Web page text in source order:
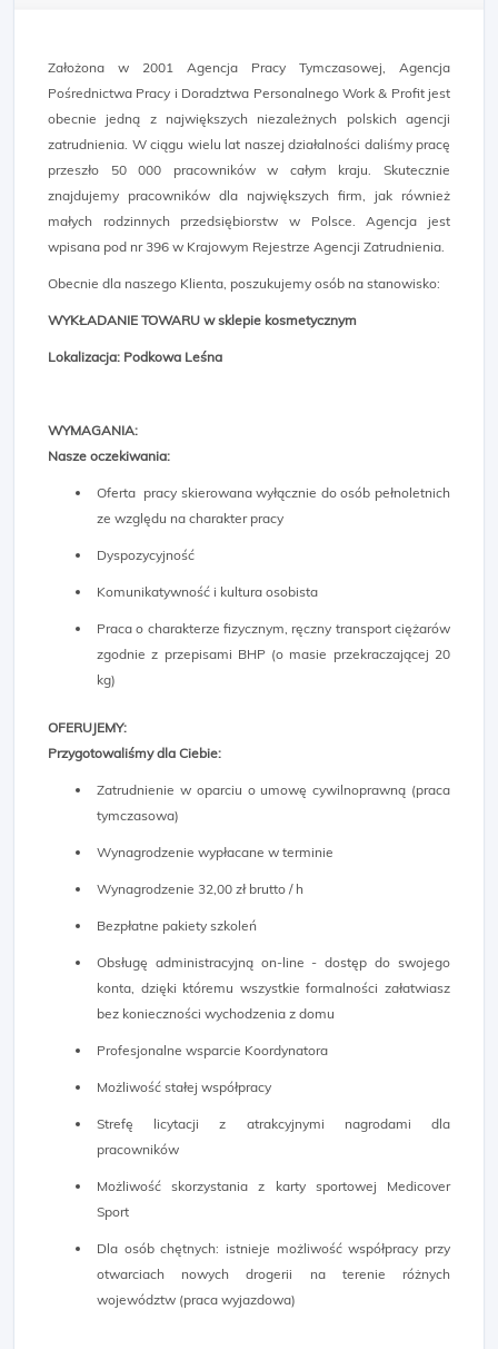
Założona w 2001 Agencja Pracy Tymczasowej, Agencja
Pośrednictwa Pracy i Doradztwa Personalnego Work & Profit jest
obecnie jedną z największych niezależnych polskich agencji
zatrudnienia. W ciągu wielu lat naszej działalności daliśmy pracę
przeszło 50 000 pracowników w całym kraju. Skutecznie
znajdujemy pracowników dla największych firm, jak również
małych rodzinnych przedsiębiorstw w Polsce. Agencja jest
wpisana pod nr 396 w Krajowym Rejestrze Agencji Zatrudnienia.
Obecnie dla naszego Klienta, poszukujemy osób na stanowisko:
WYKŁADANIE TOWARU w sklepie kosmetycznym
Lokalizacja: Podkowa Leśna
WYMAGANIA:
Nasze oczekiwania:
Oferta pracy skierowana wyłącznie do osób pełnoletnich
ze względu na charakter pracy
Dyspozycyjność
Komunikatywność i kultura osobista
Praca o charakterze fizycznym, ręczny transport ciężarów
zgodnie z przepisami BHP (o masie przekraczającej 20
kg)
OFERUJEMY:
Przygotowaliśmy dla Ciebie:
Zatrudnienie w oparciu o umowę cywilnoprawną (praca
tymczasowa)
Wynagrodzenie wypłacane w terminie
Wynagrodzenie 32,00 zł brutto / h
Bezpłatne pakiety szkoleń
Obsługę administracyjną on-line - dostęp do swojego
konta, dzięki któremu wszystkie formalności załatwiasz
bez konieczności wychodzenia z domu
Profesjonalne wsparcie Koordynatora
Możliwość stałej współpracy
Strefę licytacji z atrakcyjnymi nagrodami dla
pracowników
Możliwość skorzystania z karty sportowej Medicover
Sport
Dla osób chętnych: istnieje możliwość współpracy przy
otwarciach nowych drogerii na terenie różnych
województw (praca wyjazdowa)